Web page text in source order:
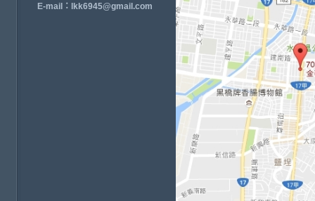
E-mail：lkk6945@gmail.com